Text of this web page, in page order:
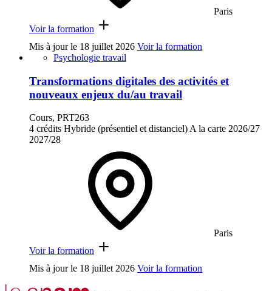
Paris
Voir la formation
Mis à jour le 18 juillet 2026 Voir la formation
Psychologie travail
Transformations digitales des activités et
nouveaux enjeux du/au travail
Cours, PRT263
4 crédits Hybride (présentiel et distanciel) A la carte 2026/27
2027/28
Paris
Voir la formation
Mis à jour le 18 juillet 2026 Voir la formation